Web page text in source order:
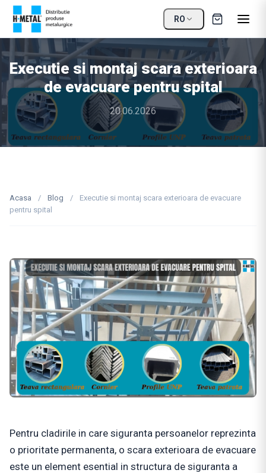
RO
Executie si montaj scara exterioara
de evacuare pentru spital
20.06.2026
Acasa / Blog /
Executie si montaj scara exterioara de evacuare
pentru spital
Pentru cladirile in care siguranta persoanelor reprezinta
o prioritate permanenta, o scara exterioara de evacuare
este un element esential in structura de siguranta a